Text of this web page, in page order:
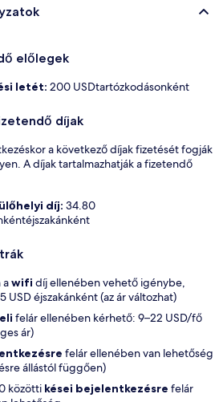
előlegek
letét: 200 USDtartózkodásonként
díjak
a következő díjak fizetését fogják
A díjak tartalmazhatják a fizetendő
díj: 34.80
awifi díj ellenében vehető igénybe,
USD éjszakánként (az ár változhat)
felár ellenében kérhető: 9–22 USD/fő
ár)
felár ellenében van lehetőség
állástól függően)
közötti kései bejelentkezésre felár